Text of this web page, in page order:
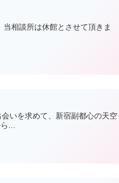
当相談所は休館とさせて頂きま
いを求めて、新宿副都心の天空
...